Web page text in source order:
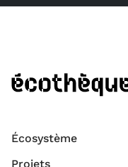
Écosystème
Projets